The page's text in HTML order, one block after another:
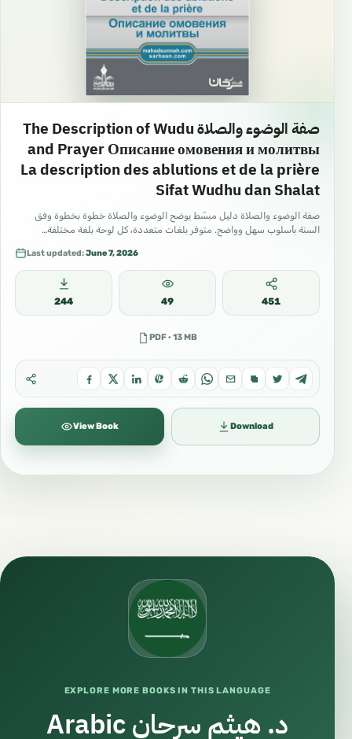
صفة الوضوء والصلاة The Description of Wudu
and Prayer Описание омовения и молитвы
La description des ablutions et de la prière
Sifat Wudhu dan Shalat
صفة الوضوء والصلاة دليل مبسّط يوضح الوضوء والصلاة خطوة بخطوة وفق
السنة بأسلوب سهل وواضح. متوفر بلغات متعددة، كل لوحة بلغة مختلفة…
Last updated:June 7, 2026
244 49 451
PDF · 13 MB
View Book Download
EXPLORE MORE BOOKS IN THIS LANGUAGE
د. هيثم سرحان Arabic